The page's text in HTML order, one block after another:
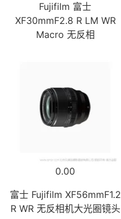
Fujifilm 富士
XF30mmF2.8 R LM WR
Macro 无反相
0.00
富士 Fujifilm XF56mmF1.2
R WR 无反相机大光圈镜头